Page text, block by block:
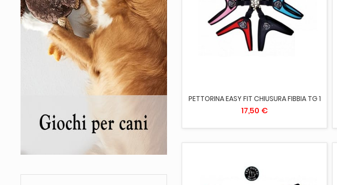
PETTORINA EASY FIT CHIUSURA FIBBIA TG 1
17,50 €